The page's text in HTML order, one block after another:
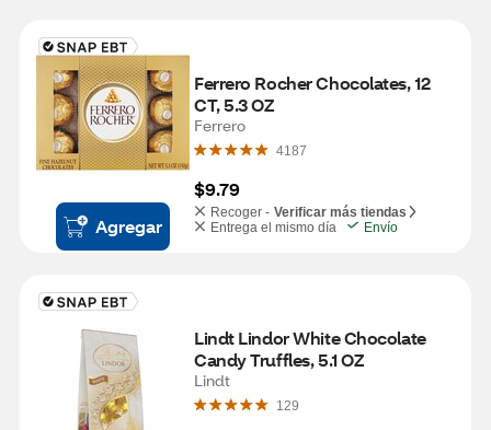
Agregar
Ferrero Rocher Chocolates, 12
CT, 5.3 OZ
Ferrero
4187
$9.79
Recoger - Verificar más tiendas
Entrega el mismo día
Envío
Lindt Lindor White Chocolate
Candy Truffles, 5.1 OZ
Lindt
129